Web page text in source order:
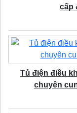
cấp
Tủ điện điều
chuyên